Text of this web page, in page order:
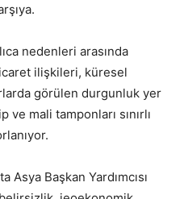
nedenleri arasında
ilişkileri, küresel
görülen durgunluk yer
ve mali tamponları sınırlı
Asya Başkan Yardımcısı